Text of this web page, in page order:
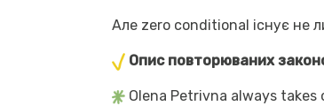
Але zero conditional існує не
Опис повторюваних
Olena Petrivna always